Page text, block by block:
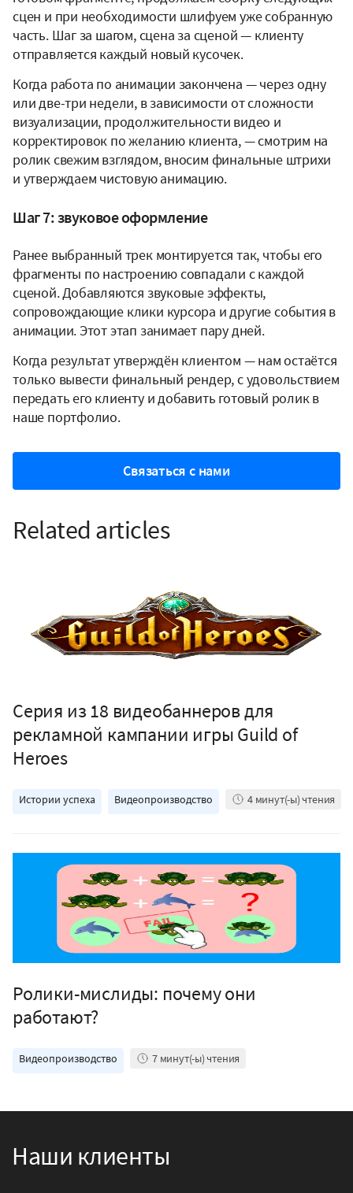
сцен и при необходимости шлифуем уже собранную
часть. Шаг за шагом, сцена за сценой — клиенту
отправляется каждый новый кусочек.
Когда работа по анимации закончена — через одну
или две-три недели, в зависимости от сложности
визуализации, продолжительности видео и
корректировок по желанию клиента, — смотрим на
ролик свежим взглядом, вносим финальные штрихи
и утверждаем чистовую анимацию.
Шаг 7: звуковое оформление
Ранее выбранный трек монтируется так, чтобы его
фрагменты по настроению совпадали с каждой
сценой. Добавляются звуковые эффекты,
сопровождающие клики курсора и другие события в
анимации. Этот этап занимает пару дней.
Когда результат утверждён клиентом — нам остаётся
только вывести финальный рендер, с удовольствием
передать его клиенту и добавить готовый ролик в
наше портфолио.
Связаться с нами
Related articles
Серия из 18 видеобаннеров для
рекламной кампании игры Guild of
Heroes
Истории успеха Видеопроизводство 4 минут(-ы) чтения
Ролики-мислиды: почему они
работают?
Видеопроизводство 7 минут(-ы) чтения
Наши клиенты